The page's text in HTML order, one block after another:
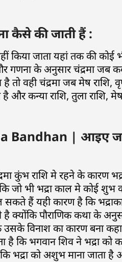
कैसे की जाती हैं :
जाता यहां तक की कोई भी
गणना के अनुसार चंद्रमा जब
है तो वही चंद्रमा जब मेष राशि,
और कन्या राशि, तुला राशि,
Bandhan | आइए
कुंभ राशि मे रहने के कारण
जो भी भद्रा काल मे कोई शुभ
हैं यही कारण है कि
है क्योंकि पौराणिक कथा के
उसके विनाश का कारण बना
है कि भगवान शिव ने भद्रा को
भद्रा को अशुभ माना जाता